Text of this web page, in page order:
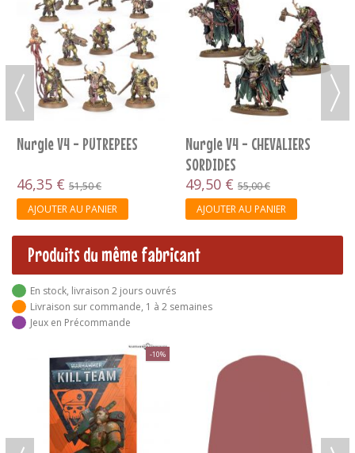
Nurgle V4 - FESTUS LA
SANGSUE
66,60 €74,00 €
AJOUTER AU PANIER
Nurgle V4 - PESTIGORS
42,75 €47,50 €
AJOUTER AU PANIER
Produits du même fabricant
En stock, livraison 2 jours ouvrés
Livraison sur commande, 1 à 2 semaines
Jeux en Précommande
-10%
Nurgle V4 - LES PUSTULES
66,60 €
Orks V10 -
Wartrike
42,75 €